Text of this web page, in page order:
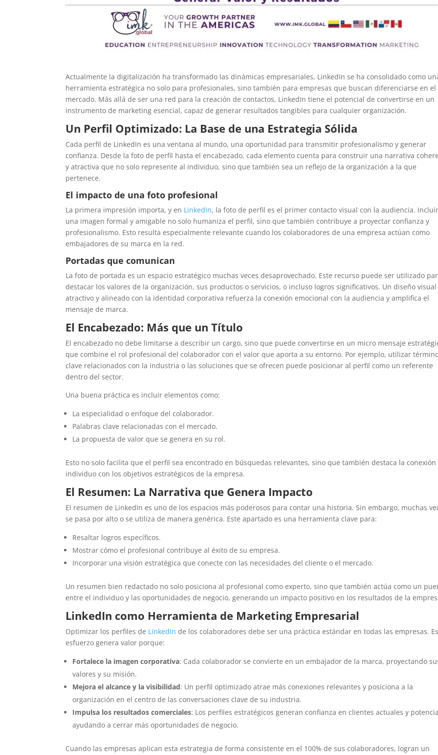
Actualmente la digitalización ha transformado las dinámicas empresariales, LinkedIn se ha consolidado como
herramienta estratégica no solo para profesionales, sino también para empresas que buscan diferenciarse en el
mercado. Más allá de ser una red para la creación de contactos, LinkedIn tiene el potencial de convertirse en un
instrumento de marketing esencial, capaz de generar resultados tangibles para cualquier organización.
Un Perfil Optimizado: La Base de una Estrategia Sólida
Cada perfil de LinkedIn es una ventana al mundo, una oportunidad para transmitir profesionalismo y generar
confianza. Desde la foto de perfil hasta el encabezado, cada elemento cuenta para construir una narrativa
y atractiva que no solo represente al individuo, sino que también sea un reflejo de la organización a la que
pertenece.
El impacto de una foto profesional
La primera impresión importa, y en LinkedIn, la foto de perfil es el primer contacto visual con la audiencia. Incluir
una imagen formal y amigable no solo humaniza el perfil, sino que también contribuye a proyectar confianza y
profesionalismo. Esto resulta especialmente relevante cuando los colaboradores de una empresa actúan como
embajadores de su marca en la red.
Portadas que comunican
La foto de portada es un espacio estratégico muchas veces desaprovechado. Este recurso puede ser utilizado
destacar los valores de la organización, sus productos o servicios, o incluso logros significativos. Un diseño visual
atractivo y alineado con la identidad corporativa refuerza la conexión emocional con la audiencia y amplifica el
mensaje de marca.
El Encabezado: Más que un Título
El encabezado no debe limitarse a describir un cargo, sino que puede convertirse en un micro mensaje
que combine el rol profesional del colaborador con el valor que aporta a su entorno. Por ejemplo, utilizar
clave relacionados con la industria o las soluciones que se ofrecen puede posicionar al perfil como un referente
dentro del sector.
Una buena práctica es incluir elementos como:
La especialidad o enfoque del colaborador.
Palabras clave relacionadas con el mercado.
La propuesta de valor que se genera en su rol.
Esto no solo facilita que el perfil sea encontrado en búsquedas relevantes, sino que también destaca la conexión
individuo con los objetivos estratégicos de la empresa.
El Resumen: La Narrativa que Genera Impacto
El resumen de LinkedIn es uno de los espacios más poderosos para contar una historia. Sin embargo, muchas
se pasa por alto o se utiliza de manera genérica. Este apartado es una herramienta clave para:
Resaltar logros específicos.
Mostrar cómo el profesional contribuye al éxito de su empresa.
Incorporar una visión estratégica que conecte con las necesidades del cliente o el mercado.
Un resumen bien redactado no solo posiciona al profesional como experto, sino que también actúa como un
entre el individuo y las oportunidades de negocio, generando un impacto positivo en los resultados de la
LinkedIn como Herramienta de Marketing Empresarial
Optimizar los perfiles de LinkedIn de los colaboradores debe ser una práctica estándar en todas las empresas.
esfuerzo genera valor porque:
Fortalece la imagen corporativa: Cada colaborador se convierte en un embajador de la marca, proyectando
valores y su misión.
Mejora el alcance y la visibilidad: Un perfil optimizado atrae más conexiones relevantes y posiciona a la
organización en el centro de las conversaciones clave de su industria.
Impulsa los resultados comerciales: Los perfiles estratégicos generan confianza en clientes actuales y
ayudando a cerrar más oportunidades de negocio.
Cuando las empresas aplican esta estrategia de forma consistente en el 100% de sus colaboradores, logran un